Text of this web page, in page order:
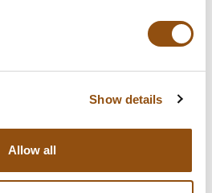
Show details
Allow all
Op de chocolade
Melk, noten